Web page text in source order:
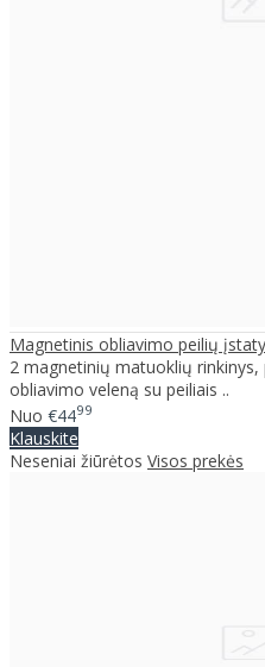
Magnetinis obliavimo peilių
2 magnetinių matuoklių
obliavimo veleną su peiliais ..
Nuo €4499
Klauskite
Neseniai žiūrėtos Visos prekės